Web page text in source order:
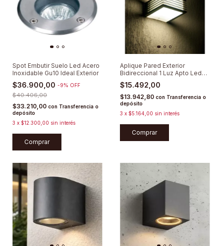
Spot Embutir Suelo Led Acero
Inoxidable Gu10 Ideal Exterior
$36.900,00 -9% OFF
$40.406,00
$33.210,00 con Transferencia o
depósito
3 x $12.300,00 sin interés
Comprar
Aplique Pared Exterior
Bidireccional 1 Luz Apto Led
Moderna
$15.492,00
$13.942,80 con Transferencia o
depósito
3 x $5.164,00 sin interés
Comprar